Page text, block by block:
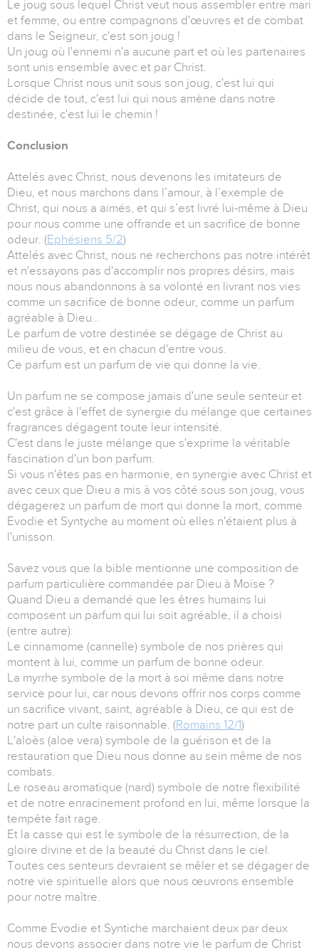
Le joug sous lequel Christ veut nous assembler entre mari
et femme, ou entre compagnons d'œuvres et de combat
dans le Seigneur, c'est son joug !
Un joug où l'ennemi n'a aucune part et où les partenaires
sont unis ensemble avec et par Christ.
Lorsque Christ nous unit sous son joug, c'est lui qui
décide de tout, c'est lui qui nous amène dans notre
destinée, c'est lui le chemin !
Conclusion
Attelés avec Christ, nous devenons les imitateurs de
Dieu, et nous marchons dans l’amour, à l’exemple de
Christ, qui nous a aimés, et qui s’est livré lui-même à Dieu
pour nous comme une offrande et un sacrifice de bonne
odeur. (Ephésiens 5/2)
Attelés avec Christ, nous ne recherchons pas notre intérêt
et n'essayons pas d'accomplir nos propres désirs, mais
nous nous abandonnons à sa volonté en livrant nos vies
comme un sacrifice de bonne odeur, comme un parfum
agréable à Dieu…
Le parfum de votre destinée se dégage de Christ au
milieu de vous, et en chacun d'entre vous.
Ce parfum est un parfum de vie qui donne la vie.
Un parfum ne se compose jamais d'une seule senteur et
c'est grâce à l'effet de synergie du mélange que certaines
fragrances dégagent toute leur intensité.
C'est dans le juste mélange que s'exprime la véritable
fascination d'un bon parfum.
Si vous n'êtes pas en harmonie, en synergie avec Christ et
avec ceux que Dieu a mis à vos côté sous son joug, vous
dégagerez un parfum de mort qui donne la mort, comme
Evodie et Syntyche au moment où elles n'étaient plus à
l'unisson.
Savez vous que la bible mentionne une composition de
parfum particulière commandée par Dieu à Moïse ?
Quand Dieu a demandé que les êtres humains lui
composent un parfum qui lui soit agréable, il a choisi
(entre autre):
Le cinnamome (cannelle) symbole de nos prières qui
montent à lui, comme un parfum de bonne odeur.
La myrrhe symbole de la mort à soi même dans notre
service pour lui, car nous devons offrir nos corps comme
un sacrifice vivant, saint, agréable à Dieu, ce qui est de
notre part un culte raisonnable. (Romains 12/1)
L'aloès (aloe vera) symbole de la guérison et de la
restauration que Dieu nous donne au sein même de nos
combats.
Le roseau aromatique (nard) symbole de notre flexibilité
et de notre enracinement profond en lui, même lorsque la
tempête fait rage.
Et la casse qui est le symbole de la résurrection, de la
gloire divine et de la beauté du Christ dans le ciel.
Toutes ces senteurs devraient se mêler et se dégager de
notre vie spirituelle alors que nous œuvrons ensemble
pour notre maître.
Comme Evodie et Syntiche marchaient deux par deux
nous devons associer dans notre vie le parfum de Christ